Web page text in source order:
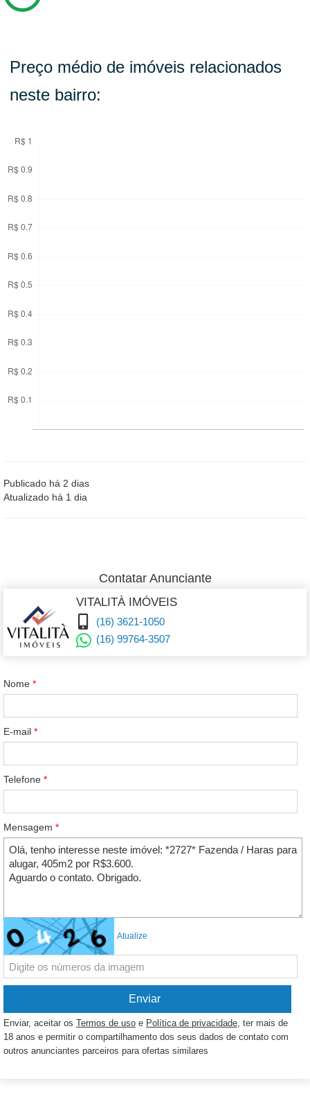
Preço médio de imóveis relacionados
neste bairro:
Publicado há 2 dias
Atualizado há 1 dia
Contatar Anunciante
VITALITÀ IMÓVEIS
(16) 3621-1050
(16) 99764-3507
Nome *
E-mail *
Telefone *
Mensagem *
Atualize
Enviar, aceitar os Termos de uso e Política de privacidade, ter mais de
18 anos e permitir o compartilhamento dos seus dados de contato com
outros anunciantes parceiros para ofertas similares